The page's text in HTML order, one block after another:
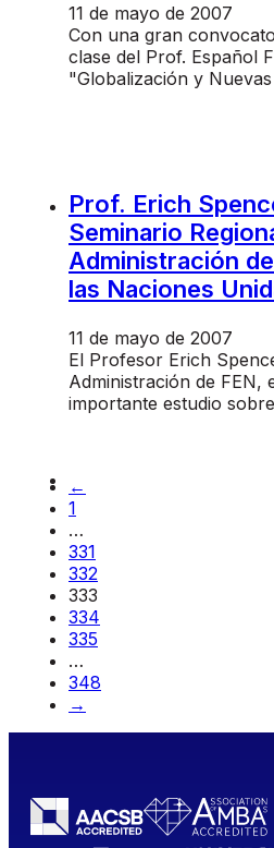
11 de mayo de 2007
Con una gran
clase del Prof. Español
"Globalización y
Prof. Erich
Seminario
Administración
las Naciones
11 de mayo de 2007
El Profesor Erich
Administración de FEN,
importante estudio
←
1
…
331
332
333
334
335
…
348
→